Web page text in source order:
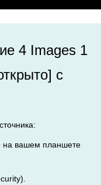
4 Images 1
с
на вашем планшете